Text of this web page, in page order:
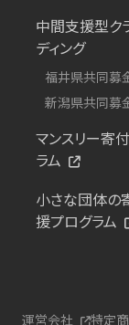
中間支援型ク
ディング
福井県共同募
新潟県共同募
マンスリー寄
ラム
小さな団体の
援プログラム
運営会社 特定